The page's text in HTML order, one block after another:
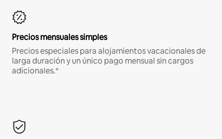
Precios mensuales simples
Precios especiales para alojamientos vacacionales de
larga duración y un único pago mensual sin cargos
adicionales.*